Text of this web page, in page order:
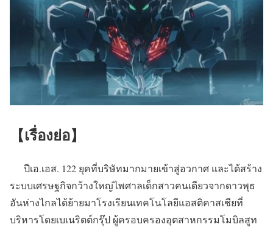
【เรื่องย่อ】
ปีเอ.เอส. 122 ยุคที่บริษัทมากมายเข้าสู่อวกาศ และได้สร้าง
ระบบเศรษฐกิจกว้างใหญ่ไพศาลเด็กสาวคนเดียวจากดาวพุธ
อันห่างไกลได้ย้ายมาโรงเรียนเทคโนโลยีแอสติคาสเชียที่
บริหารโดยเบเนริตต์กรุ๊ป ผู้ครอบครองอุตสาหกรรมโมบิลสูท